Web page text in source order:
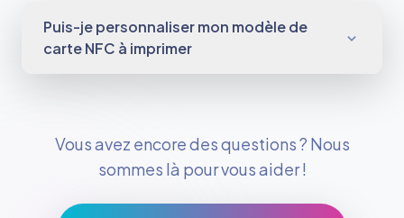
Puis-je personnaliser mon modèle de
carte NFC à imprimer
Vous avez encore des questions ? Nous
sommes là pour vous aider !